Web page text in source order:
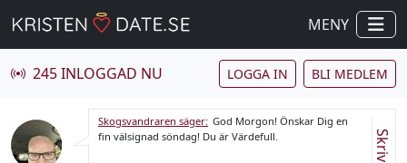
MENY
245 INLOGGAD NU LOGGA IN BLI MEDLEM
Skogsvandraren säger: God Morgon! Önskar Dig en
fin välsignad söndag! Du är Värdefull.
Skriv